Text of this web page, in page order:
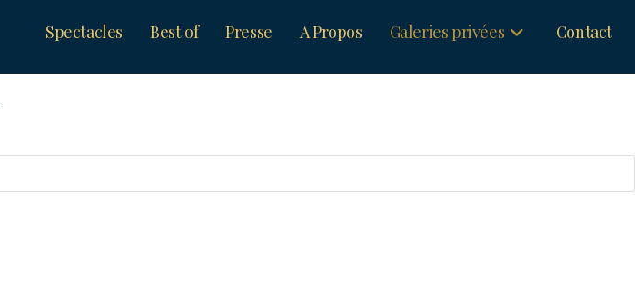
Spectacles Best of Presse A Propos Galeries privées Contact